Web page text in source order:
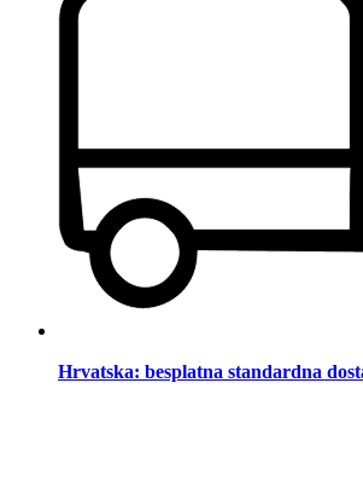
Hrvatska: besplatna standardna